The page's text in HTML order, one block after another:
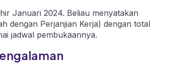
Januari 2024. Beliau menyatakan
dengan Perjanjian Kerja) dengan total
jadwal pembukaannya.